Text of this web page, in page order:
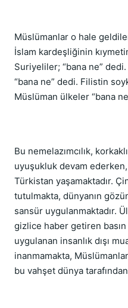
Müslümanlar o hale
İslam kardeşliğinin
Suriyeliler; “bana ne” dedi.
“bana ne” dedi. Filistin
Müslüman ülkeler “bana
Bu nemelazımcılık,
uyuşukluk devam
Türkistan yaşamaktadır.
tutulmakta, dünyanın
sansür uygulanmaktadır.
gizlice haber getiren
uygulanan insanlık dışı
inanmamakta,
bu vahşet dünya